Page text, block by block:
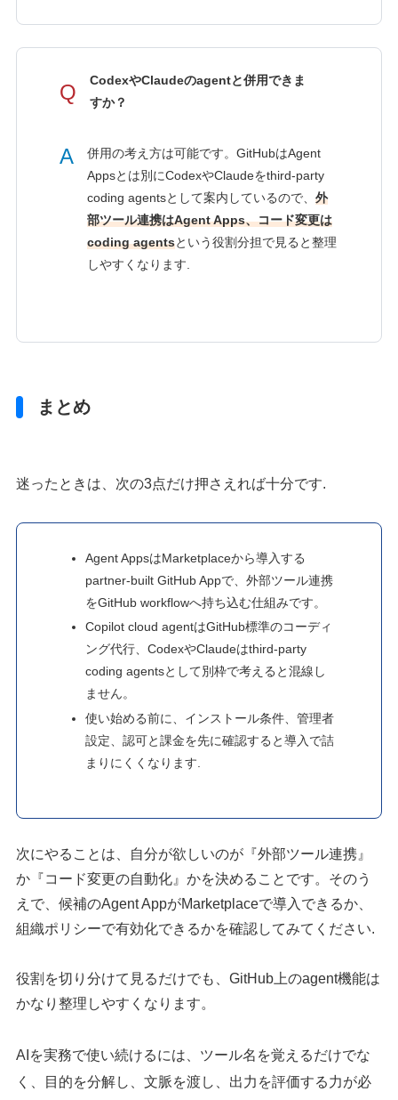
Q
CodexやClaudeのagentと併用できま
すか？
A
併用の考え方は可能です。GitHubはAgent
Appsとは別にCodexやClaudeをthird-party
coding agentsとして案内しているので、 外
部ツール連携はAgent Apps、コード変更は
coding agentsという役割分担で見ると整理
しやすくなります.
まとめ
迷ったときは、次の3点だけ押さえれば十分です.
Agent AppsはMarketplaceから導入する
partner-built GitHub Appで、外部ツール連携
をGitHub workflowへ持ち込む仕組みです。
Copilot cloud agentはGitHub標準のコーディ
ング代行、CodexやClaudeはthird-party
coding agentsとして別枠で考えると混線し
ません。
使い始める前に、インストール条件、管理者
設定、認可と課金を先に確認すると導入で詰
まりにくくなります.
次にやることは、自分が欲しいのが『外部ツール連携』
か『コード変更の自動化』かを決めることです。そのう
えで、候補のAgent AppがMarketplaceで導入できるか、
組織ポリシーで有効化できるかを確認してみてください.
役割を切り分けて見るだけでも、GitHub上のagent機能は
かなり整理しやすくなります。
AIを実務で使い続けるには、ツール名を覚えるだけでな
く、目的を分解し、文脈を渡し、出力を評価する力が必